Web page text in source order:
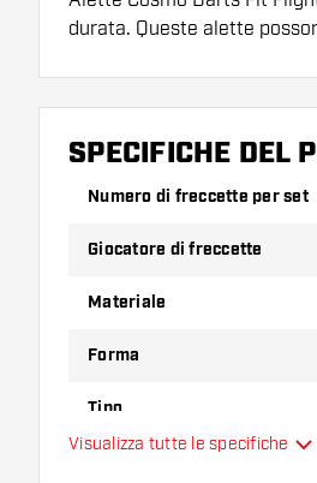
durata. Queste alette
Assicuratevi di avere a
astine. Questi possono
scoprire quale variante vi
SPECIFICHE DEL
Numero di freccette per set
Giocatore di freccette
Materiale
Forma
Tipo
Visualizza tutte le specifiche